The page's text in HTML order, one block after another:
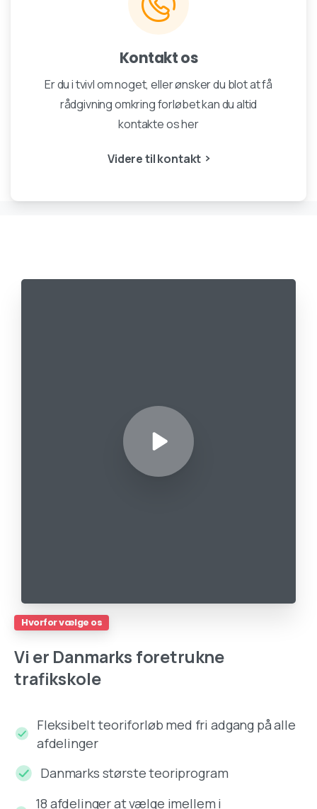
Kontakt os
Er du i tvivl om noget, eller ønsker du blot at få
rådgivning omkring forløbet kan du altid
kontakte os her
Videre til kontakt
Hvorfor vælge os
Vi er Danmarks foretrukne
trafikskole
Fleksibelt teoriforløb med fri adgang på alle
afdelinger
Danmarks største teoriprogram
18 afdelinger at vælge imellem i